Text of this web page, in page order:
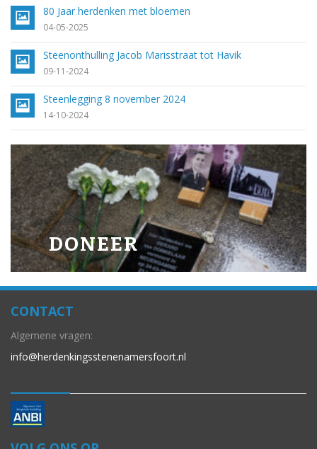
80 Jaar herdenken met bloemen
04-05-2025
Steenonthulling Jacob Marisstraat tot Havik
09-11-2024
Steenlegging 8 november 2024
14-10-2024
DONEER
CONTACT
Algemene vragen:
info@herdenkingsstenenamersfoort.nl